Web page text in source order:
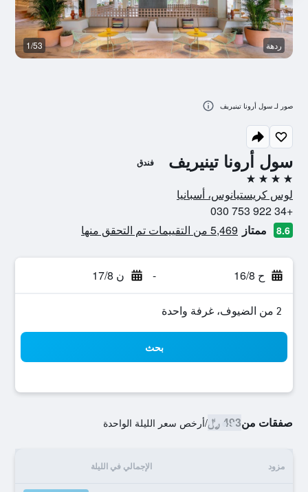
سول أرونا تينيريف فندق
4 نجوم
لوس كريستيانوس، أسبانيا
+34 922 753 030
8.6 ممتاز 5,469 من التقييمات تم التحقق منها
ح 16/8 - ن 17/8
2 من الضيوف، غرفة واحدة
بحث
صفقات من493 ﷼ /أرخص سعر الليلة الواحدة
مزود الإجمالي في الليلة
ردهة 1/53
صور لـ سول أرونا تينيريف